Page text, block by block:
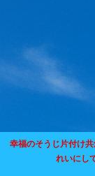
幸福のそうじ片付け
れいにし